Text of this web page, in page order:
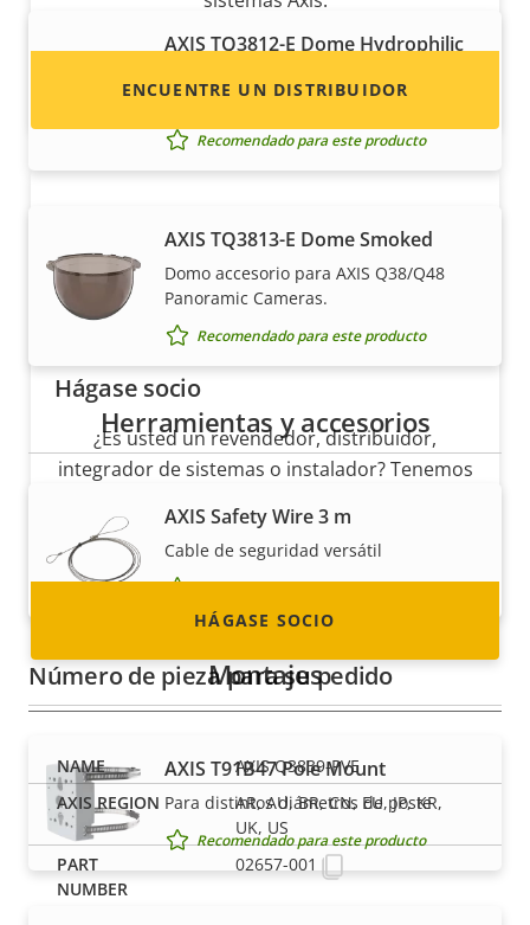
AXIS TQ3812-E Dome Hydrophilic
seleccionadas
Recomendado para este producto
AXIS TQ3813-E Dome Smoked
Domo accesorio para AXIS Q38/Q48
Panoramic Cameras.
Recomendado para este producto
Herramientas y accesorios
AXIS Safety Wire 3 m
Cable de seguridad versátil
Recomendado para este producto
Montajes
AXIS T91B47 Pole Mount
Para distintos diámetros de poste
Recomendado para este producto
ENCUENTRE UN DISTRIBUIDOR
Hágase socio
¿Es usted un revendedor, distribuidor,
integrador de sistemas o instalador? Tenemos
¡Descubra cómo convertirse en uno de ellos!
HÁGASE SOCIO
Número de pieza para su pedido
AXIS Q3839-PVE
AR, AU, BR, CN, EU, JP, KR,
UK, US
02657-001